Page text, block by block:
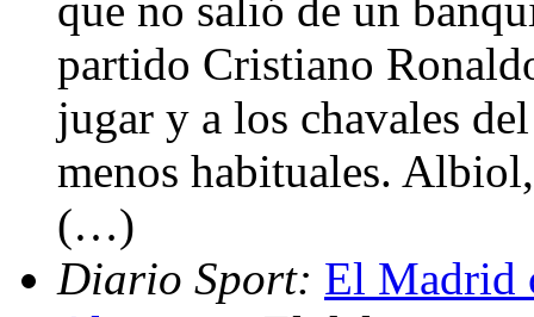
partido Cristiano
jugar y a los chavales
menos habituales.
(…)
Diario Sport: El Madrid